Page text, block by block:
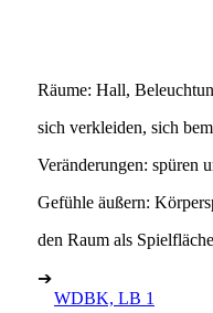
Räume: Hall,
sich verkleiden, sich
Veränderungen: spüren
Gefühle äußern:
den Raum als
➔
WDBK, LB 1